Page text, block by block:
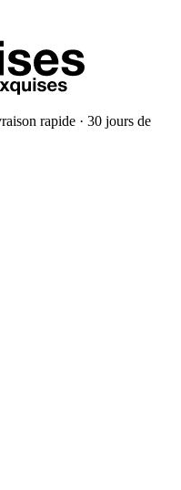
rapide · 30 jours de